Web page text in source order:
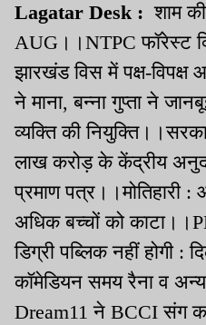
Lagatar Desk :शाम
AUG।।NTPC फॉरेस्ट
झारखंड विस में पक्ष-
ने माना, बन्ना गुप्ता ने
व्यक्ति की
लाख करोड़ के केंद्रीय
प्रमाण पत्र।।मोतिहारी :
अधिक बच्चों को
डिग्री पब्लिक नहीं होगी :
कॉमेडियन समय रैना व
Dream11 ने BCCI संग